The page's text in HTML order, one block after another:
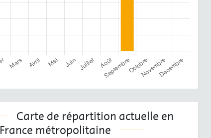
Carte de répartition actuelle en
France métropolitaine